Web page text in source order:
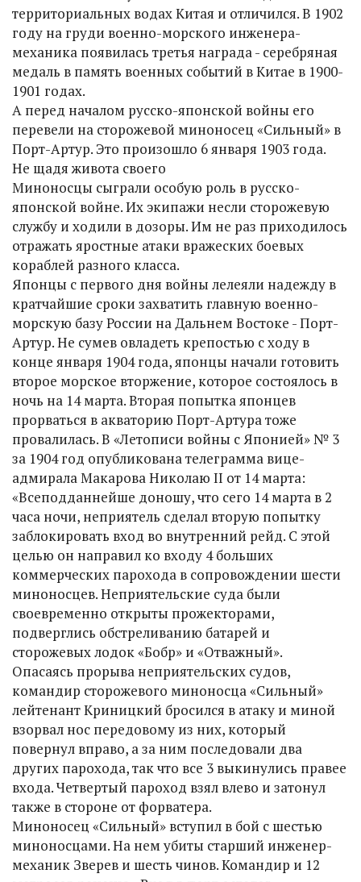
территориальных водах Китая и отличился. В 1902
году на груди военно-морского инженера-
механика появилась третья награда - серебряная
медаль в память военных событий в Китае в 1900-
1901 годах.
А перед началом русско-японской войны его
перевели на сторожевой миноносец «Сильный» в
Порт-Артур. Это произошло 6 января 1903 года.
Не щадя живота своего
Миноносцы сыграли особую роль в русско-
японской войне. Их экипажи несли сторожевую
службу и ходили в дозоры. Им не раз приходилось
отражать яростные атаки вражеских боевых
кораблей разного класса.
Японцы с первого дня войны лелеяли надежду в
кратчайшие сроки захватить главную военно-
морскую базу России на Дальнем Востоке - Порт-
Артур. Не сумев овладеть крепостью с ходу в
конце января 1904 года, японцы начали готовить
второе морское вторжение, которое состоялось в
ночь на 14 марта. Вторая попытка японцев
прорваться в акваторию Порт-Артура тоже
провалилась. В «Летописи войны с Японией» № 3
за 1904 год опубликована телеграмма вице-
адмирала Макарова Николаю II от 14 марта:
«Всеподданнейше доношу, что сего 14 марта в 2
часа ночи, неприятель сделал вторую попытку
заблокировать вход во внутренний рейд. С этой
целью он направил ко входу 4 больших
коммерческих парохода в сопровождении шести
миноносцев. Неприятельские суда были
своевременно открыты прожекторами,
подверглись обстреливанию батарей и
сторожевых лодок «Бобр» и «Отважный».
Опасаясь прорыва неприятельских судов,
командир сторожевого миноносца «Сильный»
лейтенант Криницкий бросился в атаку и миной
взорвал нос передовому из них, который
повернул вправо, а за ним последовали два
других парохода, так что все 3 выкинулись правее
входа. Четвертый пароход взял влево и затонул
также в стороне от форватера.
Миноносец «Сильный» вступил в бой с шестью
миноносцами. На нем убиты старший инженер-
механик Зверев и шесть чинов. Командир и 12